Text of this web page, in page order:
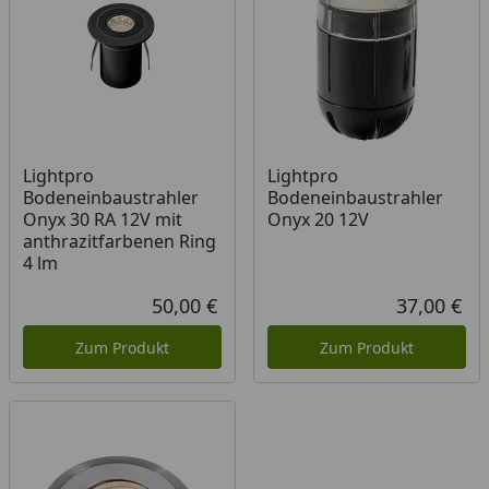
Lightpro
Bodeneinbaustrahler
Onyx 30 RA 12V mit
anthrazitfarbenen Ring
4 lm
Aktueller Preis
50,00 €
Zum Produkt
Lightpro
Bodeneinbaustrahler
Onyx 20 12V
37,00 €
Zum Produkt